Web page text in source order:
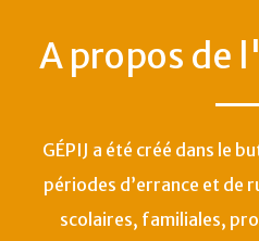
A propos de
GÉPIJ a été créé dans le
périodes d’errance et de
scolaires, familiales,